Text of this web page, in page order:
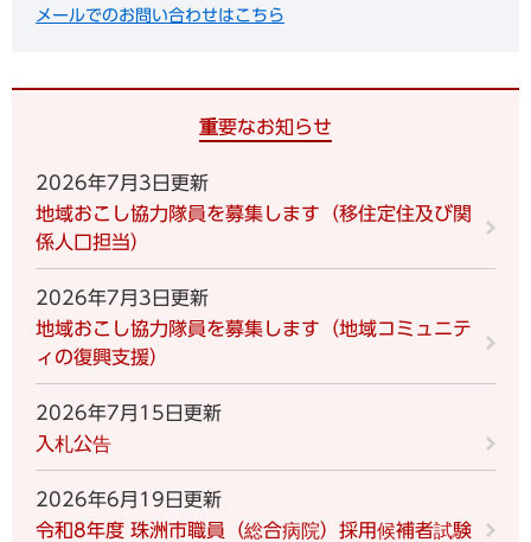
メールでのお問い合わせはこちら
重要なお知らせ
2026年7月3日更新
地域おこし協力隊員を募集します（移住定住及び関
係人口担当）
2026年7月3日更新
地域おこし協力隊員を募集します（地域コミュニテ
ィの復興支援）
2026年7月15日更新
入札公告
2026年6月19日更新
令和8年度 珠洲市職員（総合病院）採用候補者試験